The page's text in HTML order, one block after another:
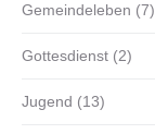
Gemeindeleben (7)
Gottesdienst (2)
Jugend (13)